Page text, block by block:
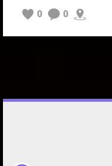
0 0